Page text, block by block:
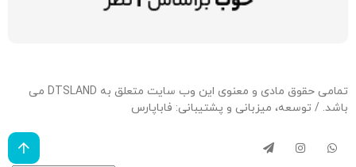
تمامی حقوق مادی و معنوی این وب سایت متعلق به DTSLAND می
باشد. / توسعه، میزبانی و پشتیبانی: فاباپارس